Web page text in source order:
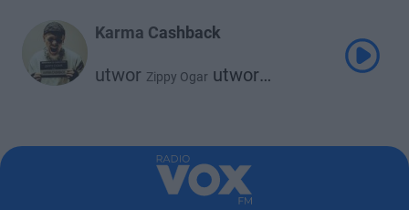
Karma Cashback
utwor Zippy Ogar utwor